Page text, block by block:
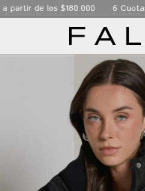
los $180.000 6 Cuotas sin